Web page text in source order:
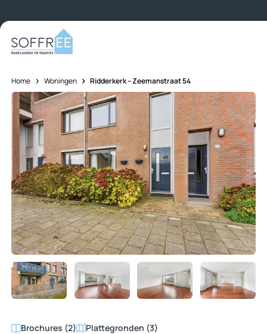
Home Woningen Ridderkerk – Zeemanstraat 54
Brochures (2) Plattegronden (3)